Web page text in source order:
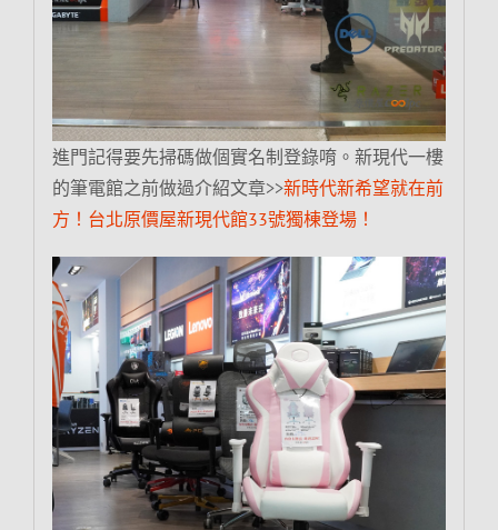
進門記得要先掃碼做個實名制登錄唷。新現代一樓
的筆電館之前做過介紹文章>>新時代新希望就在前
方！台北原價屋新現代館33號獨棟登場！